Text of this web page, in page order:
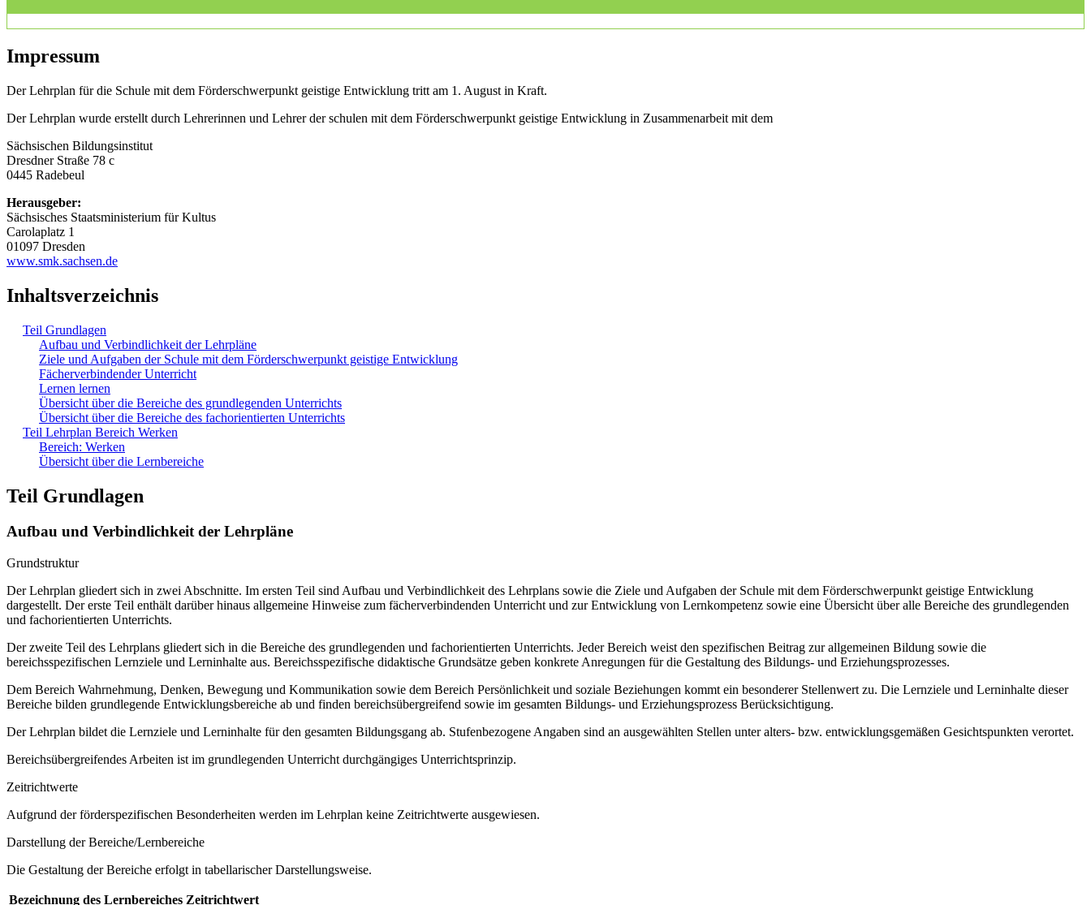
Impressum
Der Lehrplan für die Schule mit dem Förderschwerpunkt geistige Entwicklung tritt am 1. August in Kraft.
Der Lehrplan wurde erstellt durch Lehrerinnen und Lehrer der schulen mit dem Förderschwerpunkt geistige Entwicklung in Zusammenarbeit mit dem
Sächsischen Bildungsinstitut
Dresdner Straße 78 c
0445 Radebeul
Herausgeber:
Sächsisches Staatsministerium für Kultus
Carolaplatz 1
01097 Dresden
www.smk.sachsen.de
Inhaltsverzeichnis
Teil Grundlagen
Aufbau und Verbindlichkeit der Lehrpläne
Ziele und Aufgaben der Schule mit dem Förderschwerpunkt geistige Entwicklung
Fächerverbindender Unterricht
Lernen lernen
Übersicht über die Bereiche des grundlegenden Unterrichts
Übersicht über die Bereiche des fachorientierten Unterrichts
Teil Lehrplan Bereich Werken
Bereich: Werken
Übersicht über die Lernbereiche
Teil Grundlagen
Aufbau und Verbindlichkeit der Lehrpläne
Grundstruktur
Der Lehrplan gliedert sich in zwei Abschnitte. Im ersten Teil sind Aufbau und Verbindlichkeit des Lehrplans sowie die Ziele und Aufgaben der Schule mit dem Förderschwerpunkt geistige Entwicklung
dargestellt. Der erste Teil enthält darüber hinaus allgemeine Hinweise zum fächerverbindenden Unterricht und zur Entwicklung von Lernkompetenz sowie eine Übersicht über alle Bereiche des grundlegenden
und fachorientierten Unterrichts.
Der zweite Teil des Lehrplans gliedert sich in die Bereiche des grundlegenden und fachorientierten Unterrichts. Jeder Bereich weist den spezifischen Beitrag zur allgemeinen Bildung sowie die
bereichsspezifischen Lernziele und Lerninhalte aus. Bereichsspezifische didaktische Grundsätze geben konkrete Anregungen für die Gestaltung des Bildungs- und Erziehungsprozesses.
Dem Bereich Wahrnehmung, Denken, Bewegung und Kommunikation sowie dem Bereich Persönlichkeit und soziale Beziehungen kommt ein besonderer Stellenwert zu. Die Lernziele und Lerninhalte dieser
Bereiche bilden grundlegende Entwicklungsbereiche ab und finden bereichsübergreifend sowie im gesamten Bildungs- und Erziehungsprozess Berücksichtigung.
Der Lehrplan bildet die Lernziele und Lerninhalte für den gesamten Bildungsgang ab. Stufenbezogene Angaben sind an ausgewählten Stellen unter alters- bzw. entwicklungsgemäßen Gesichtspunkten verortet.
Bereichsübergreifendes Arbeiten ist im grundlegenden Unterricht durchgängiges Unterrichtsprinzip.
Zeitrichtwerte
Aufgrund der förderspezifischen Besonderheiten werden im Lehrplan keine Zeitrichtwerte ausgewiesen.
Darstellung der Bereiche/Lernbereiche
Die Gestaltung der Bereiche erfolgt in tabellarischer Darstellungsweise.
Bezeichnung des Lernbereiches Zeitrichtwert